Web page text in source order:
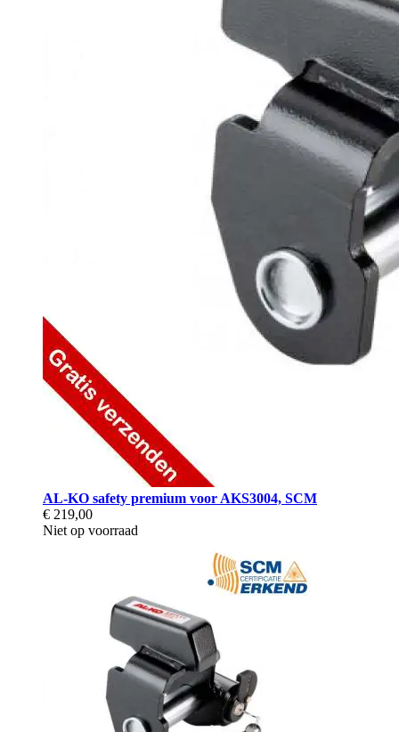
AL-KO safety premium voor AKS3004, SCM
€ 219,00
Niet op voorraad